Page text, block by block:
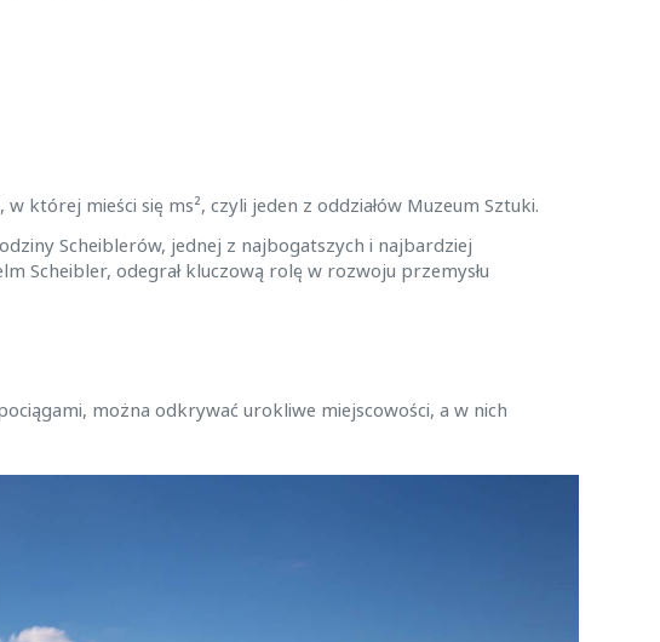
mieści się ms², czyli jeden z oddziałów Muzeum Sztuki.
Scheiblerów, jednej z najbogatszych i najbardziej
Scheibler, odegrał kluczową rolę w rozwoju przemysłu
można odkrywać urokliwe miejscowości, a w nich